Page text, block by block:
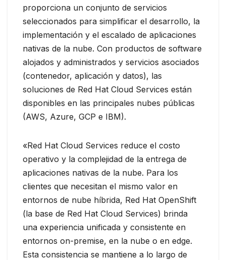
proporciona un conjunto de servicios
seleccionados para simplificar el desarrollo, la
implementación y el escalado de aplicaciones
nativas de la nube. Con productos de software
alojados y administrados y servicios asociados
(contenedor, aplicación y datos), las
soluciones de Red Hat Cloud Services están
disponibles en las principales nubes públicas
(AWS, Azure, GCP e IBM).
«Red Hat Cloud Services reduce el costo
operativo y la complejidad de la entrega de
aplicaciones nativas de la nube. Para los
clientes que necesitan el mismo valor en
entornos de nube híbrida, Red Hat OpenShift
(la base de Red Hat Cloud Services) brinda
una experiencia unificada y consistente en
entornos on-premise, en la nube o en edge.
Esta consistencia se mantiene a lo largo de